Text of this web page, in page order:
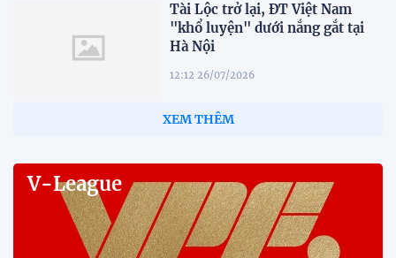
Tài Lộc trở lại, ĐT Việt Nam
"khổ luyện" dưới nắng gắt tại
Hà Nội
12:12 26/07/2026
XEM THÊM
V-League